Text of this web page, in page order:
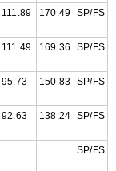
111.89 170.49 SP/FS
111.49 169.36 SP/FS
95.73 150.83 SP/FS
92.63 138.24 SP/FS
SP/FS